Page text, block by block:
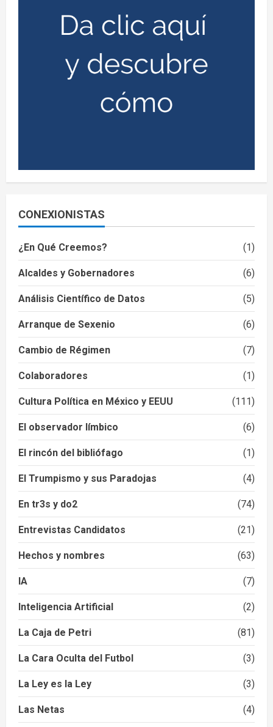
CONEXIONISTAS
¿En Qué Creemos? (1)
Alcaldes y Gobernadores (6)
Análisis Científico de Datos (5)
Arranque de Sexenio (6)
Cambio de Régimen (7)
Colaboradores (1)
Cultura Política en México y EEUU (111)
El observador límbico (6)
El rincón del bibliófago (1)
El Trumpismo y sus Paradojas (4)
En tr3s y do2 (74)
Entrevistas Candidatos (21)
Hechos y nombres (63)
IA (7)
Inteligencia Artificial (2)
La Caja de Petri (81)
La Cara Oculta del Futbol (3)
La Ley es la Ley (3)
Las Netas (4)